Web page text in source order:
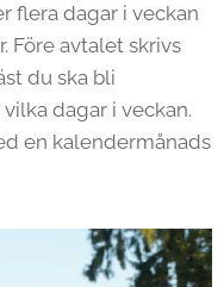
flera dagar i veckan
Före avtalet skrivs
du ska bli
dagar i veckan.
en kalendermånads